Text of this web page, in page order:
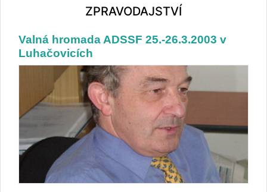
ZPRAVODAJSTVÍ
Valná hromada ADSSF 25.-26.3.2003 v
Luhačovicích